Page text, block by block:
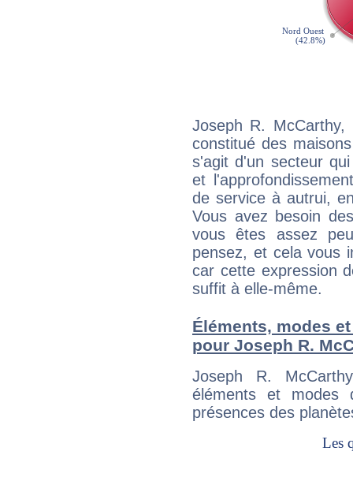
Joseph R.
constitué des
s'agit d'un secteur
et
de service à autrui,
Vous avez besoin
vous êtes assez
pensez, et cela vous
car cette expression
suffit à elle-même.
Éléments, modes
pour Joseph R.
Joseph R.
éléments et modes
présences des